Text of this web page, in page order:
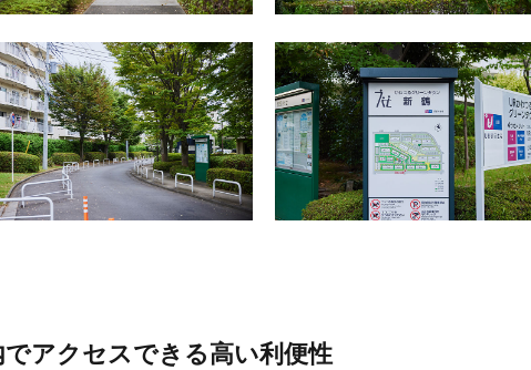
アクセスできる高い利便性